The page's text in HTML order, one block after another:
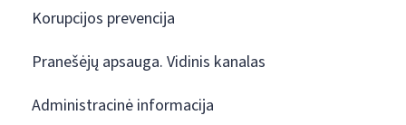
Korupcijos prevencija
Pranešėjų apsauga. Vidinis kanalas
Administracinė informacija